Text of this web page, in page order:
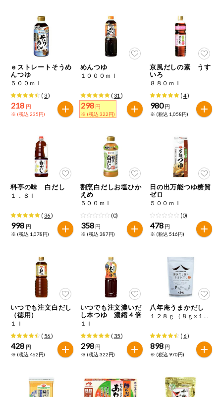
推しコープ
ｅストレートそうめ
んつゆ
５００ｍｌ
(3)
218 円
※ (税込 235円)
めんつゆ
１０００ｍｌ
( 31 )
298 円
※ (税込 322円)
京風だしの素 うす
いろ
８８０ｍｌ
( 4)
980円
※ (税込 1,058円)
料亭の味 白だし
１．８ｌ
(36)
998 円
※ (税込 1,078円)
割烹白だしお塩ひか
えめ
５００ｍｌ
(0)
358 円
※ (税込 387円)
日の出万能つゆ糖質
ゼロ
５００ｍｌ
(0)
478 円
※ (税込 516円)
いつでも注文白だし
（徳用）
１ｌ
( 56)
428 円
※ (税込 462円)
いつでも注文濃いだ
し本つゆ 濃縮４倍
１ｌ
( 35)
298 円
※ (税込 322円)
八年庵うまかだし
１２８ｇ（８ｇ×１６）
( 6)
898 円
※ (税込 970円)